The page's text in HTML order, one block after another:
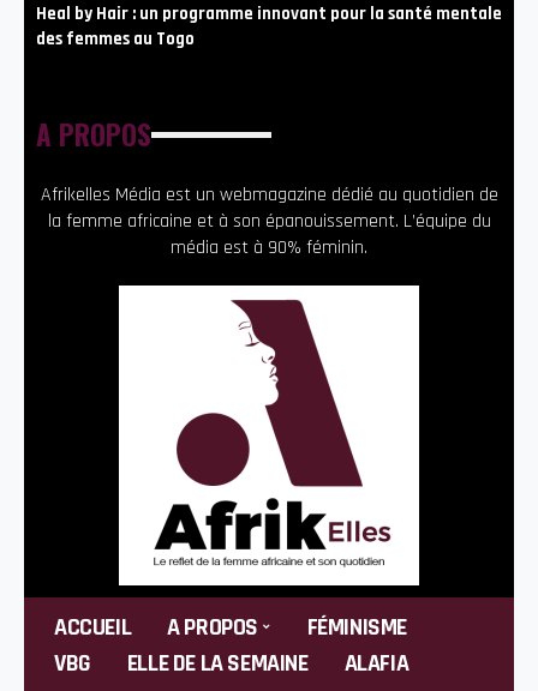
Heal by Hair : un programme innovant pour la santé mentale
des femmes au Togo
A PROPOS
Afrikelles Média est un webmagazine dédié au quotidien de
la femme africaine et à son épanouissement. L’équipe du
média est à 90% féminin.
ACCUEIL A PROPOS
FÉMINISME
VBG
ELLE DE LA SEMAINE
ALAFIA